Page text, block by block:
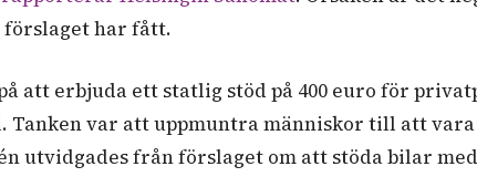
förslaget har fått.
att erbjuda ett statlig stöd på 400 euro för
Tanken var att uppmuntra människor till att
utvidgades från förslaget om att stöda bilar